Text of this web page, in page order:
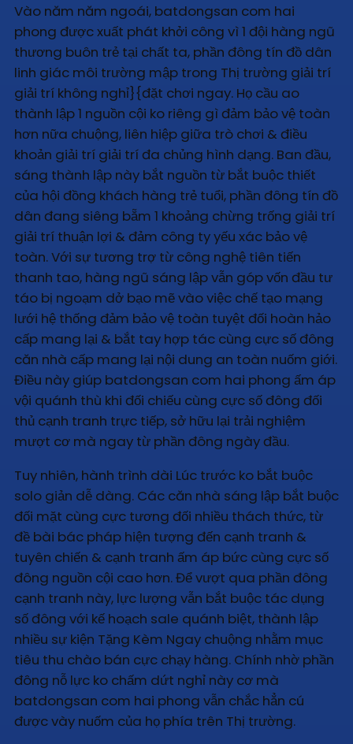
Vào năm năm ngoái, batdongsan com hai
phong được xuất phát khởi công vì 1 đội hàng ngũ
thương buôn trẻ tại chất ta, phần đông tín đồ dân
linh giác môi trường mập trong Thị trường giải trí
giải trí không nghỉ}{đặt chơi ngay. Họ cầu ao
thành lập 1 nguồn cội ko riêng gì đảm bảo vệ toàn
hơn nữa chuộng, liên hiệp giữa trò chơi & điều
khoản giải trí giải trí đa chủng hình dạng. Ban đầu,
sáng thành lập này bắt nguồn từ bắt buộc thiết
của hội đồng khách hàng trẻ tuổi, phần đông tín đồ
dân đang siêng bẵm 1 khoảng chừng trống giải trí
giải trí thuận lợi & đảm công ty yếu xác bảo vệ
toàn. Với sự tương trợ từ công nghệ tiên tiến
thanh tao, hàng ngũ sáng lập vẫn góp vốn đầu tư
táo bị ngoạm dở bạo mẽ vào việc chế tạo mạng
lưới hệ thống đảm bảo vệ toàn tuyệt đối hoàn hảo
cấp mang lại & bắt tay hợp tác cùng cực số đông
căn nhà cấp mang lại nội dung an toàn nuốm giới.
Điều này giúp batdongsan com hai phong ấm áp
vội quánh thù khi đối chiếu cùng cực số đông đối
thủ cạnh tranh trực tiếp, sở hữu lại trải nghiệm
mượt cơ mà ngay từ phần đông ngày đầu.
Tuy nhiên, hành trình dài Lúc trước ko bắt buộc
solo giản dễ dàng. Các căn nhà sáng lập bắt buộc
đối mặt cùng cực tương đối nhiều thách thức, từ
đề bài bác pháp hiện tượng đến cạnh tranh &
tuyên chiến & cạnh tranh ấm áp bức cùng cực số
đông nguồn cội cao hơn. Để vượt qua phần đông
cạnh tranh này, lực lượng vẫn bắt buộc tác dụng
số đông với kế hoạch sale quánh biệt, thành lập
nhiều sự kiện Tặng Kèm Ngay chuộng nhằm mục
tiêu thu chào bán cực chạy hàng. Chính nhờ phần
đông nỗ lực ko chấm dứt nghỉ này cơ mà
batdongsan com hai phong vẫn chắc hẳn cú
được vày nuốm của họ phía trên Thị trường.